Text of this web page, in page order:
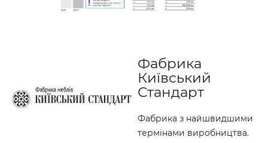
Фабрика
Київський
Стандарт
Фабрика з найшвидшими
термінами виробництва.